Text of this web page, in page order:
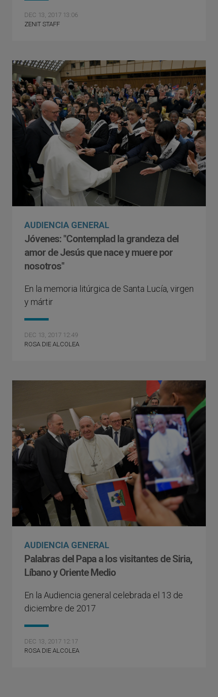
DEC 13, 2017 13:06
ZENIT STAFF
AUDIENCIA GENERAL
Jóvenes: "Contemplad la grandeza del
amor de Jesús que nace y muere por
nosotros"
En la memoria litúrgica de Santa Lucía, virgen
y mártir
DEC 13, 2017 12:49
ROSA DIE ALCOLEA
AUDIENCIA GENERAL
Palabras del Papa a los visitantes de Siria,
Líbano y Oriente Medio
En la Audiencia general celebrada el 13 de
diciembre de 2017
DEC 13, 2017 12:17
ROSA DIE ALCOLEA